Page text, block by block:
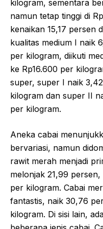
kilogram, sementara
namun tetap tinggi di
kenaikan 15,17 persen
kualitas medium I naik
per kilogram, diikuti
ke Rp16.600 per
super, super I naik
kilogram dan super II
per kilogram.
Aneka cabai
bervariasi, namun
rawit merah menjadi
melonjak 21,99
per kilogram. Cabai
fantastis, naik 30,76
kilogram. Di sisi lain,